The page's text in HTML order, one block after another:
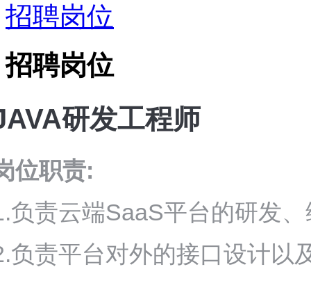
招聘岗位
招聘岗位
研发工程师
位职责:
负责云端SaaS平台的研发
负责平台对外的接口设计以